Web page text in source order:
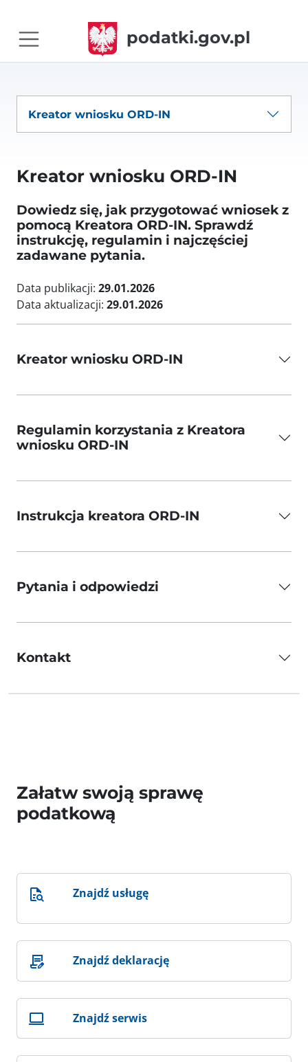
podatki.gov.pl
Kreator wniosku ORD-IN
Kreator wniosku ORD-IN
Dowiedz się, jak przygotować wniosek z
pomocą Kreatora ORD-IN. Sprawdź
instrukcję, regulamin i najczęściej
zadawane pytania.
Data publikacji: 29.01.2026
Data aktualizacji: 29.01.2026
Kreator wniosku ORD-IN
Regulamin korzystania z Kreatora
wniosku ORD-IN
Instrukcja kreatora ORD-IN
Pytania i odpowiedzi
Kontakt
Załatw swoją sprawę
podatkową
Znajdź usługę
Znajdź deklarację
Znajdź serwis